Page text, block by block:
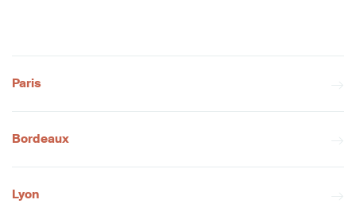
Paris
Bordeaux
Lyon